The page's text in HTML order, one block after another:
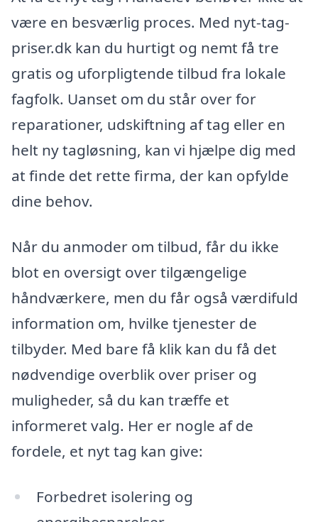
være en besværlig proces. Med nyt-tag-
priser.dk kan du hurtigt og nemt få tre
gratis og uforpligtende tilbud fra lokale
fagfolk. Uanset om du står over for
reparationer, udskiftning af tag eller en
helt ny tagløsning, kan vi hjælpe dig med
at finde det rette firma, der kan opfylde
dine behov.
Når du anmoder om tilbud, får du ikke
blot en oversigt over tilgængelige
håndværkere, men du får også værdifuld
information om, hvilke tjenester de
tilbyder. Med bare få klik kan du få det
nødvendige overblik over priser og
muligheder, så du kan træffe et
informeret valg. Her er nogle af de
fordele, et nyt tag kan give:
Forbedret isolering og